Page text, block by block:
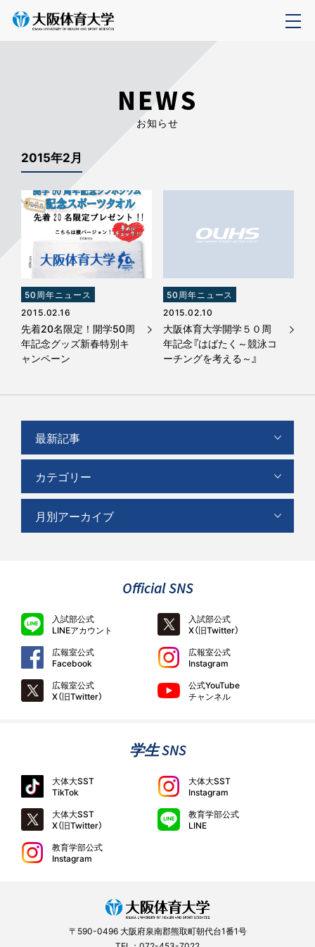
NEWS
お知らせ
2015年2月
50周年ニュース
2015.02.16
先着20名限定！開学50周
年記念グッズ新春特別キ
ャンペーン
50周年ニュース
2015.02.10
大阪体育大学開学５０周
年記念『はばたく～競泳コ
ーチングを考える～』
最新記事
カテゴリー
月別アーカイブ
Official SNS
入試部公式
LINEアカウント
入試部公式
X（旧Twitter）
広報室公式
Facebook
広報室公式
Instagram
広報室公式
X（旧Twitter）
公式YouTube
チャンネル
学生 SNS
大体大SST
TikTok
大体大SST
Instagram
大体大SST
X（旧Twitter）
教育学部公式
LINE
教育学部公式
Instagram
〒590-0496 大阪府泉南郡熊取町朝代台1番1号